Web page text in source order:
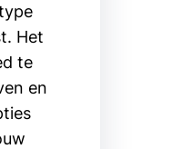
Het
te
en